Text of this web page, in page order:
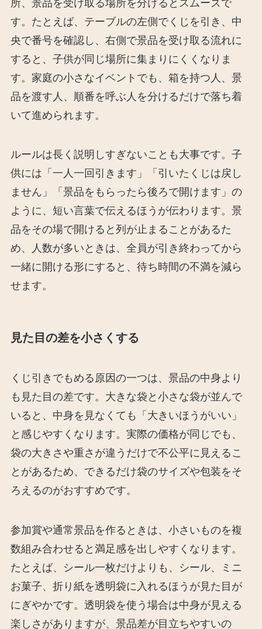
所、景品を受け取る場所を分けるとスムーズで
す。たとえば、テーブルの左側でくじを引き、中
央で番号を確認し、右側で景品を受け取る流れに
すると、子供が同じ場所に集まりにくくなりま
す。家庭の小さなイベントでも、箱を持つ人、景
品を渡す人、順番を呼ぶ人を分けるだけで落ち着
いて進められます。
ルールは長く説明しすぎないことも大事です。子
供には「一人一回引きます」「引いたくじは戻し
ません」「景品をもらったら後ろで開けます」の
ように、短い言葉で伝えるほうが伝わります。景
品をその場で開けると列が止まることがあるた
め、人数が多いときは、全員が引き終わってから
一緒に開ける形にすると、待ち時間の不満を減ら
せます。
見た目の差を小さくする
くじ引きでもめる原因の一つは、景品の中身より
も見た目の差です。大きな袋と小さな袋が並んで
いると、中身を見なくても「大きいほうがいい」
と感じやすくなります。実際の価格が同じでも、
袋の大きさや重さが違うだけで不公平に見えるこ
とがあるため、できるだけ袋のサイズや包装をそ
ろえるのがおすすめです。
参加賞や通常景品を作るときは、小さいものを複
数組み合わせると満足感を出しやすくなります。
たとえば、シール一枚だけよりも、シール、ミニ
お菓子、折り紙を透明袋に入れるほうが見た目が
にぎやかです。透明袋を使う場合は中身が見える
楽しさがありますが、景品差が目立ちやすいの